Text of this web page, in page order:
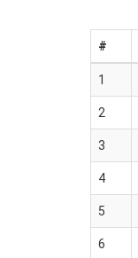
#
1
2
3
4
5
6